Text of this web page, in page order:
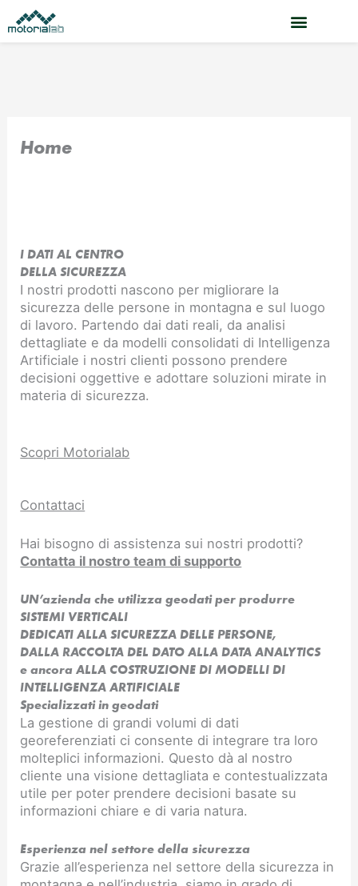
al
contenuto
Home
I DATI AL CENTRO
DELLA SICUREZZA
I nostri prodotti nascono per migliorare la
sicurezza delle persone in montagna e sul luogo
di lavoro. Partendo dai dati reali, da analisi
dettagliate e da modelli consolidati di Intelligenza
Artificiale i nostri clienti possono prendere
decisioni oggettive e adottare soluzioni mirate in
materia di sicurezza.
Scopri Motorialab
Contattaci
Hai bisogno di assistenza sui nostri prodotti?
Contatta il nostro team di supporto
UN’azienda che utilizza geodati per produrre
SISTEMI VERTICALI
DEDICATI ALLA SICUREZZA DELLE PERSONE,
DALLA RACCOLTA DEL DATO ALLA DATA ANALYTICS
e ancora ALLA COSTRUZIONE DI MODELLI DI
INTELLIGENZA ARTIFICIALE​
Specializzati in geodati
La gestione di grandi volumi di dati
georeferenziati ci consente di integrare tra loro
molteplici informazioni. Questo dà al nostro
cliente una visione dettagliata e contestualizzata
utile per poter prendere decisioni basate su
informazioni chiare e di varia natura.
Esperienza nel settore della sicurezza
Grazie all’esperienza nel settore della sicurezza in